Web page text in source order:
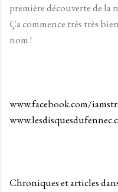
première découverte de la
Ça commence très très
nom !
www.facebook.com/
Chroniques et articles